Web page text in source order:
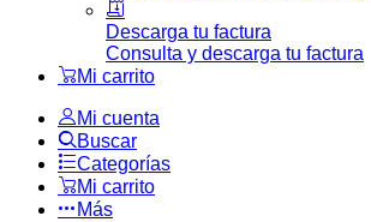
Descarga tu factura
Consulta y descarga tu factura
Mi carrito
Mi cuenta
Buscar
Categorías
Mi carrito
Más